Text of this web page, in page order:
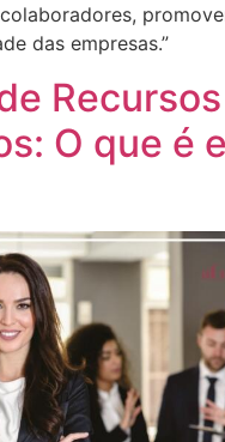
das empresas.”
Recursos
O que é